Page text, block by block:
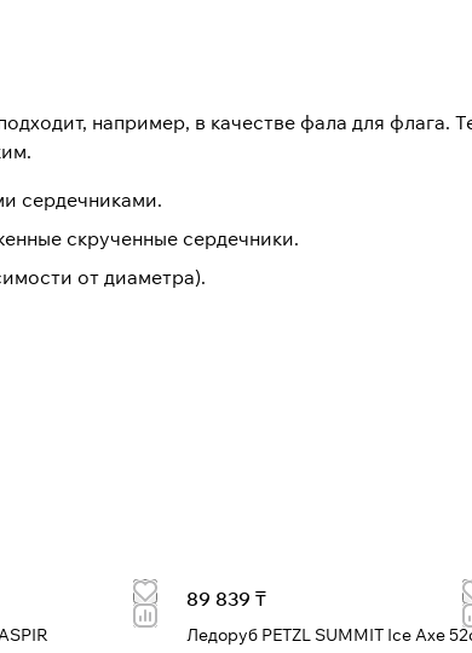
например, в качестве фала для
сердечниками.
скрученные сердечники.
от диаметра).
89 839 ₸
Ледоруб PETZL SUMMIT Ice Axe